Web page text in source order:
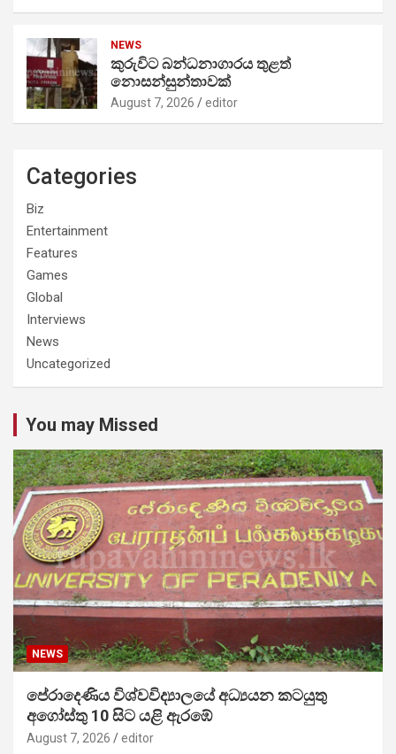
NEWS
කුරුවිට බන්ධනාගාරය තුළත්
නොසන්සුන්තාවක්
August 7, 2026 editor
Categories
Biz
Entertainment
Features
Games
Global
Interviews
News
Uncategorized
You may Missed
NEWS
පේරාදෙණිය විශ්වවිද්‍යාලයේ අධ්‍යයන කටයුතු
අගෝස්තු 10 සිට යළි ඇරඹේ
August 7, 2026 editor